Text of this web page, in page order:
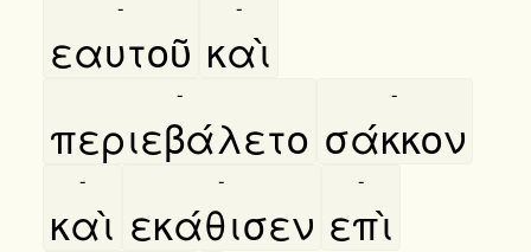
εαυτοῦ
-
καὶ
-
περιεβάλετο
-
σάκκον
-
καὶ
-
εκάθισεν
-
επὶ
-